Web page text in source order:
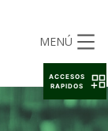
MENÚ
ACCESOS
RAPIDOS